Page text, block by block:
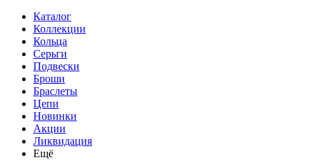
Каталог
Коллекции
Кольца
Серьги
Подвески
Броши
Браслеты
Цепи
Новинки
Акции
Ликвидация
Ещё